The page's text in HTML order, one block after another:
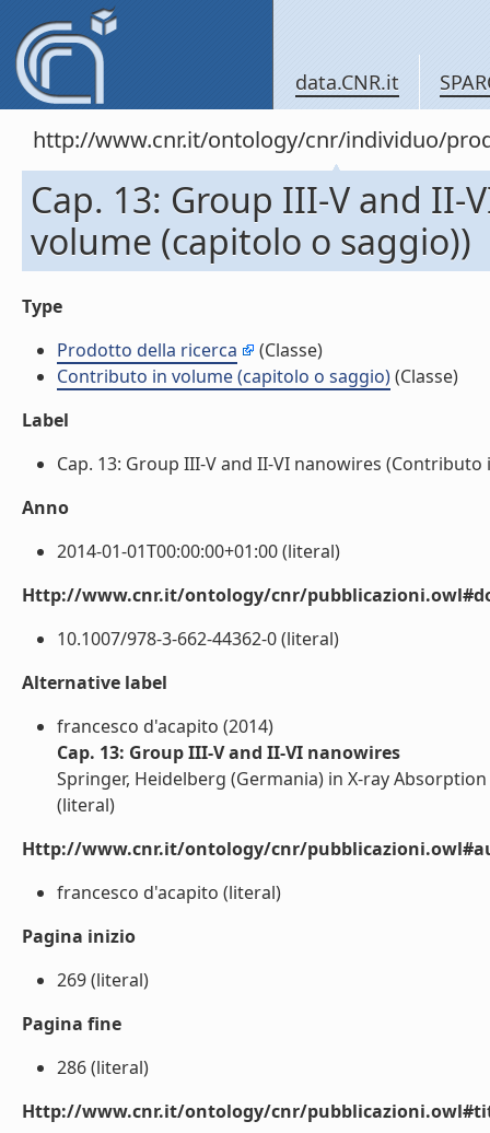
data.CNR.it
http://www.cnr.it/ontology/cnr/individuo/
Cap. 13: Group III-V and
volume (capitolo o saggio))
Type
Prodotto della ricerca
(Classe)
Contributo in volume (capitolo o saggio)(Classe)
Label
Cap. 13: Group III-V and II-VI nanowires
Anno
2014-01-01T00:00:00+01:00 (literal)
Http://www.cnr.it/ontology/cnr/
10.1007/978-3-662-44362-0 (literal)
Alternative label
francesco d'acapito (2014)
Cap. 13: Group III-V and II-VI nanowires
Springer, Heidelberg (Germania) in X-ray
(literal)
Http://www.cnr.it/ontology/cnr/
francesco d'acapito (literal)
Pagina inizio
269 (literal)
Pagina fine
286 (literal)
Http://www.cnr.it/ontology/cnr/